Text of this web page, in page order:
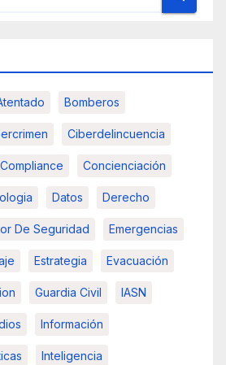
Bomberos
Ciberdelincuencia
Compliance Concienciación
Datos Derecho
De Seguridad Emergencias
Estrategia Evacuación
Guardia Civil IASN
Información
Inteligencia